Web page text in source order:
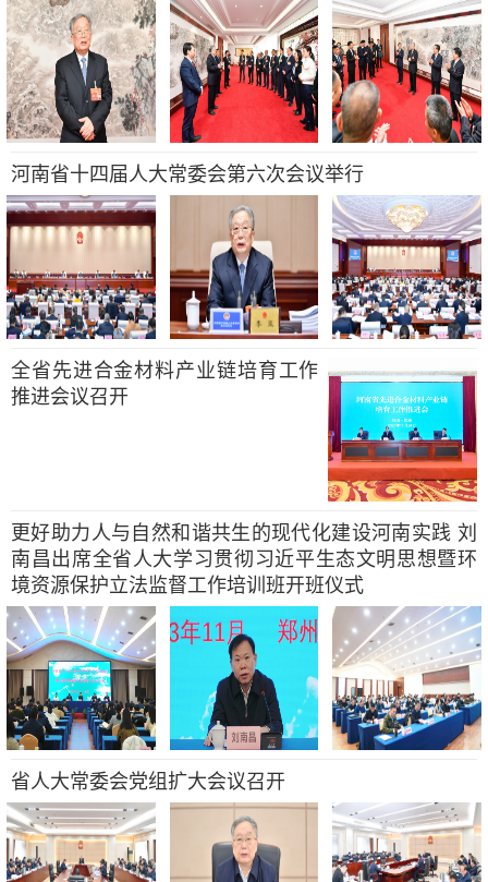
河南省十四届人大常委会第六次会议举行
全省先进合金材料产业链培育工作
推进会议召开
更好助力人与自然和谐共生的现代化建设河南实践 刘
南昌出席全省人大学习贯彻习近平生态文明思想暨环
境资源保护立法监督工作培训班开班仪式
省人大常委会党组扩大会议召开